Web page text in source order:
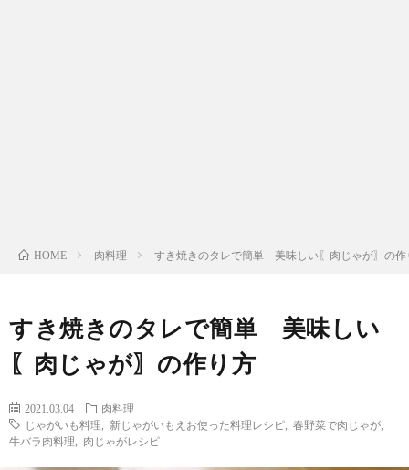
HOME 肉料理 すき焼きのタレで簡単 美味しい〖肉じゃが〗の作
すき焼きのタレで簡単 美味しい
〖肉じゃが〗の作り方
2021.03.04
肉料理
じゃがいも料理
新じゃがいもえお使った料理レシピ 春野菜で肉じゃが
牛バラ肉料理
肉じゃがレシピ